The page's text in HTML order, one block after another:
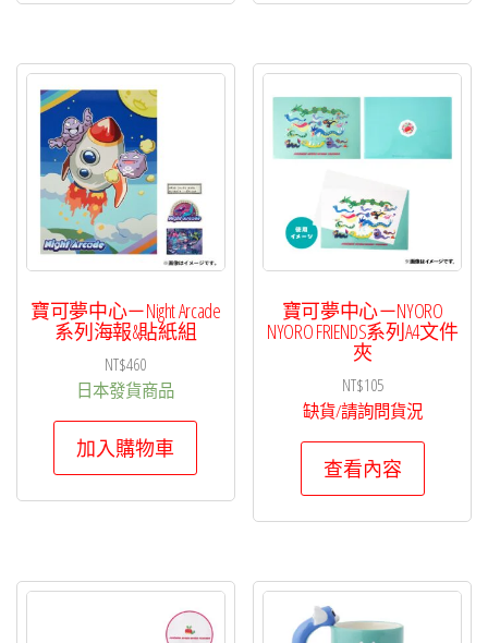
寶可夢中心－Night Arcade
系列海報&貼紙組
NT$460
日本發貨商品
加入購物車
寶可夢中心－NYORO
NYORO FRIENDS系列A4文件
夾
NT$105
缺貨/請詢問貨況
查看內容